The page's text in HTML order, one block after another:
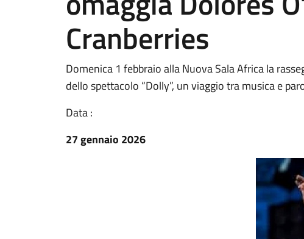
Cranberries
Domenica 1 febbraio alla Nuova Sala Africa la
dello spettacolo “Dolly”, un viaggio tra musica e
Data :
27 gennaio 2026